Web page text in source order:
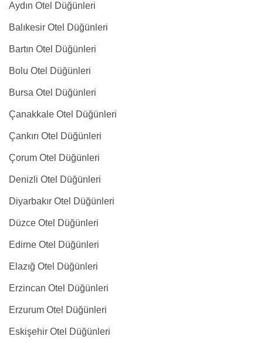
Aydın Otel Düğünleri
Balıkesir Otel Düğünleri
Bartın Otel Düğünleri
Bolu Otel Düğünleri
Bursa Otel Düğünleri
Çanakkale Otel Düğünleri
Çankırı Otel Düğünleri
Çorum Otel Düğünleri
Denizli Otel Düğünleri
Diyarbakır Otel Düğünleri
Düzce Otel Düğünleri
Edirne Otel Düğünleri
Elazığ Otel Düğünleri
Erzincan Otel Düğünleri
Erzurum Otel Düğünleri
Eskişehir Otel Düğünleri